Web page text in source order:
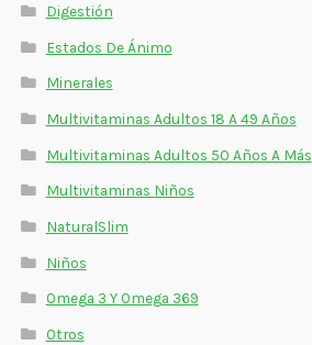
Digestión
Estados De Ánimo
Minerales
Multivitaminas Adultos 18 A 49 Años
Multivitaminas Adultos 50 Años A Más
Multivitaminas Niños
NaturalSlim
Niños
Omega 3 Y Omega 369
Otros